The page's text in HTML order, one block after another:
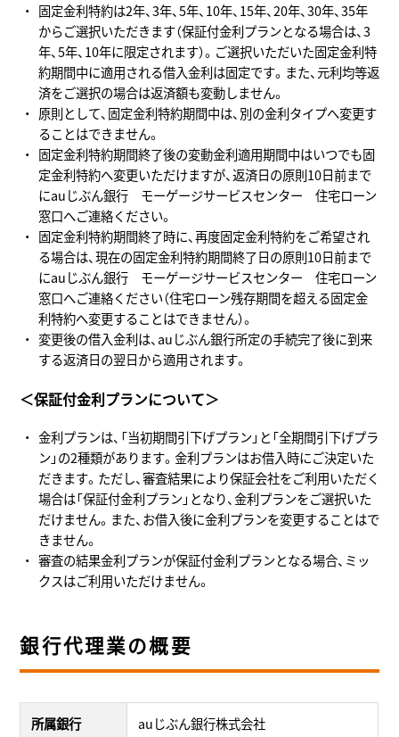
固定金利特約は2年、3年、5年、10年、15年、20年、30年、35年
からご選択いただきます（保証付金利プランとなる場合は、3
年、5年、10年に限定されます）。ご選択いただいた固定金利特
約期間中に適用される借入金利は固定です。また、元利均等返
済をご選択の場合は返済額も変動しません。
原則として、固定金利特約期間中は、別の金利タイプへ変更す
ることはできません。
固定金利特約期間終了後の変動金利適用期間中はいつでも固
定金利特約へ変更いただけますが、返済日の原則10日前まで
にauじぶん銀行 モーゲージサービスセンター 住宅ローン
窓口へご連絡ください。
固定金利特約期間終了時に、再度固定金利特約をご希望され
る場合は、現在の固定金利特約期間終了日の原則10日前まで
にauじぶん銀行 モーゲージサービスセンター 住宅ローン
窓口へご連絡ください（住宅ローン残存期間を超える固定金
利特約へ変更することはできません）。
変更後の借入金利は、auじぶん銀行所定の手続完了後に到来
する返済日の翌日から適用されます。
＜保証付金利プランについて＞
金利プランは、「当初期間引下げプラン」と「全期間引下げプラ
ン」の2種類があります。金利プランはお借入時にご決定いた
だきます。ただし、審査結果により保証会社をご利用いただく
場合は「保証付金利プラン」となり、金利プランをご選択いた
だけません。また、お借入後に金利プランを変更することはで
きません。
審査の結果金利プランが保証付金利プランとなる場合、ミッ
クスはご利用いただけません。
銀行代理業の概要
所属銀行 auじぶん銀行株式会社